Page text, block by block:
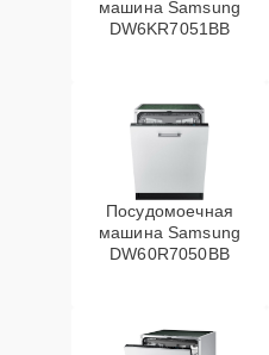
машина Samsung
DW6KR7051BB
Посудомоечная
машина Samsung
DW60R7050BB